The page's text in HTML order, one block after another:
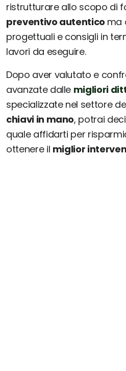
ristrutturare allo scopo di
preventivo autentico ma
progettuali e consigli in
lavori da eseguire.
Dopo aver valutato e
avanzate dalle migliori
specializzate nel settore
chiavi in mano, potrai
quale affidarti per
ottenere il miglior